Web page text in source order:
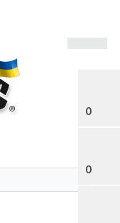
0
0